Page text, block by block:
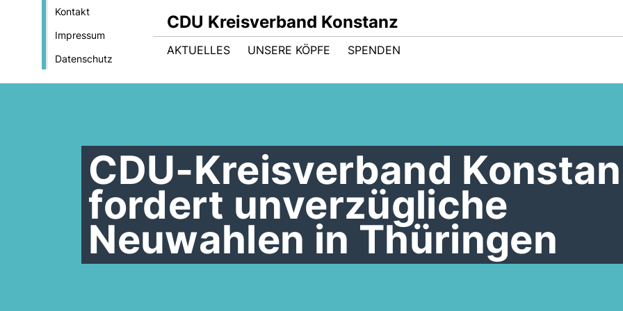
Kontakt
Impressum
Datenschutz
CDU Kreisverband Konstanz
AKTUELLES UNSERE KÖPFE SPENDEN
CDU-Kreisverband
fordert unverzügliche
Neuwahlen in Thüringen